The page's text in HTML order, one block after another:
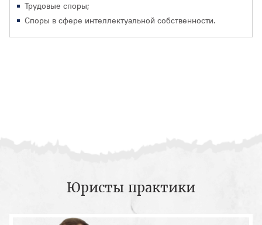
Трудовые споры;
Споры в сфере интеллектуальной собственности.
Юристы практики